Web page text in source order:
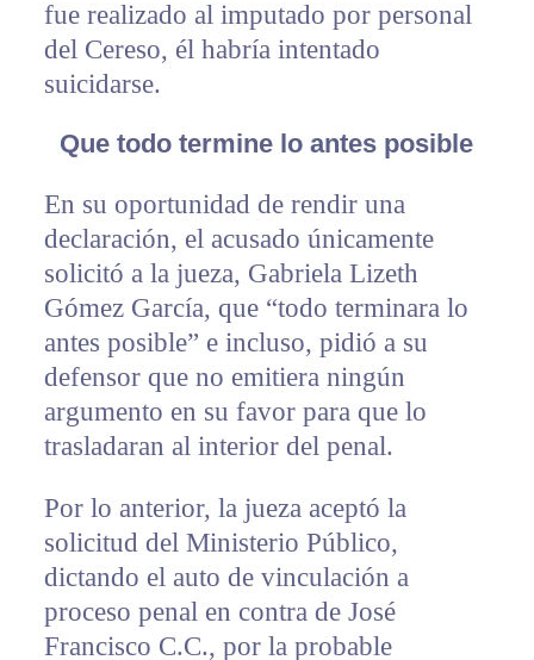
fue realizado al imputado por personal
del Cereso, él habría intentado
suicidarse.
Que todo termine lo antes posible
En su oportunidad de rendir una
declaración, el acusado únicamente
solicitó a la jueza, Gabriela Lizeth
Gómez García, que “todo terminara lo
antes posible” e incluso, pidió a su
defensor que no emitiera ningún
argumento en su favor para que lo
trasladaran al interior del penal.
Por lo anterior, la jueza aceptó la
solicitud del Ministerio Público,
dictando el auto de vinculación a
proceso penal en contra de José
Francisco C.C., por la probable